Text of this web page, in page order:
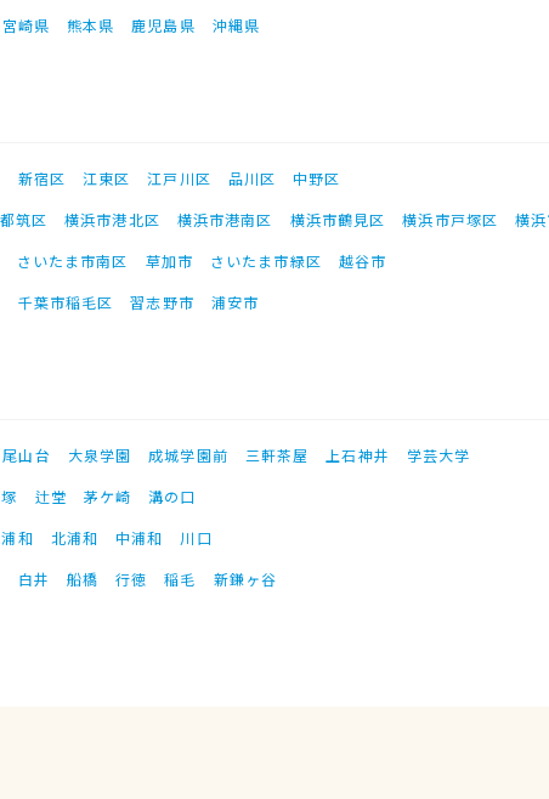
宮崎県 熊本県 鹿児島県 沖縄県
新宿区 江東区 江戸川区 品川区
中野区
筑区 横浜市港北区 横浜市港南区 横浜市鶴見区 横浜市戸塚区
横
さいたま市南区 草加市 さいたま市緑区
越谷市
千葉市稲毛区 習志野市 浦安市
尾山台 大泉学園 成城学園前 三軒茶屋 上石神井
学芸大学
辻堂 茅ケ崎
溝の口
和 北浦和 中浦和
川口
白井 船橋 行徳 稲毛 新鎌ヶ谷